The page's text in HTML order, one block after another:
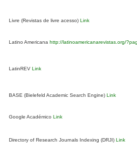
Livre (Revistas de livre acesso) Link
Latino Americana http://latinoamericanarevistas.org/
LatinREV Link
BASE (Bielefeld Academic Search Engine) Link
Google AcadémicoLink
Directory of Research Journals Indexing (DRJI)Link